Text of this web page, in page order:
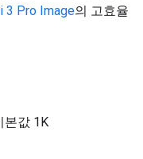
3 Pro Image의 고효율
본값 1K